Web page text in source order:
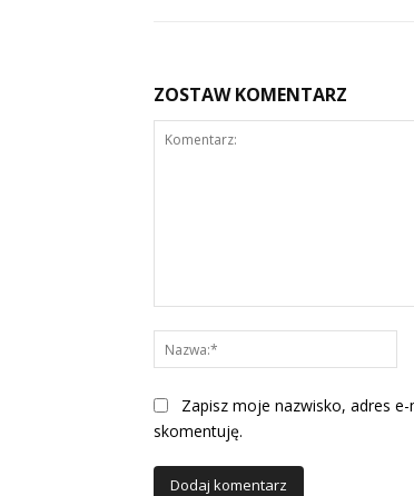
ZOSTAW KOMENTARZ
Zapisz moje nazwisko, adres
skomentuję.